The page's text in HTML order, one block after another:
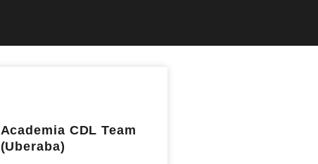
Academia CDL Team
(Uberaba)